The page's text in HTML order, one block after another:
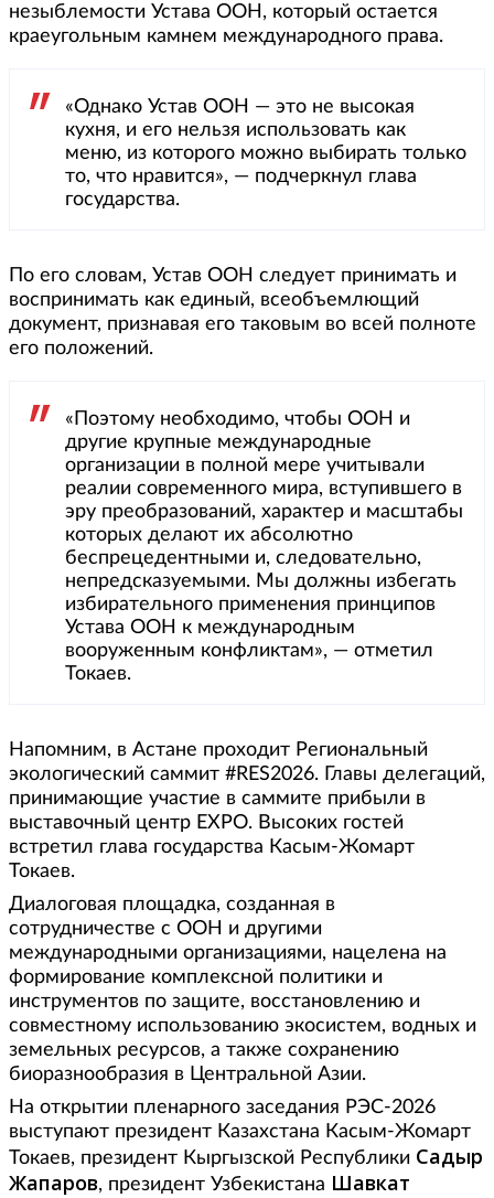
незыблемости Устава ООН, который остается
краеугольным камнем международного права.
«Однако Устав ООН — это не высокая
кухня, и его нельзя использовать как
меню, из которого можно выбирать только
то, что нравится», — подчеркнул глава
государства.
По его словам, Устав ООН следует принимать и
воспринимать как единый, всеобъемлющий
документ, признавая его таковым во всей полноте
его положений.
«Поэтому необходимо, чтобы ООН и
другие крупные международные
организации в полной мере учитывали
реалии современного мира, вступившего в
эру преобразований, характер и масштабы
которых делают их абсолютно
беспрецедентными и, следовательно,
непредсказуемыми. Мы должны избегать
избирательного применения принципов
Устава ООН к международным
вооруженным конфликтам», — отметил
Токаев.
Напомним, в Астане проходит Региональный
экологический саммит #RES2026. Главы делегаций,
принимающие участие в саммите прибыли в
выставочный центр EXPO. Высоких гостей
встретил глава государства Касым-Жомарт
Токаев.
Диалоговая площадка, созданная в
сотрудничестве с ООН и другими
международными организациями, нацелена на
формирование комплексной политики и
инструментов по защите, восстановлению и
совместному использованию экосистем, водных и
земельных ресурсов, а также сохранению
биоразнообразия в Центральной Азии.
На открытии пленарного заседания РЭС-2026
выступают президент Казахстана Касым-Жомарт
Токаев, президент Кыргызской Республики Садыр
Жапаров, президент Узбекистана Шавкат